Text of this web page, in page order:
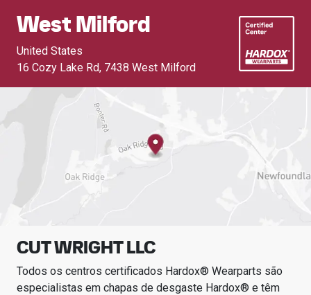
West Milford
United States
16 Cozy Lake Rd, 7438 West Milford
CUT WRIGHT LLC
Todos os centros certificados Hardox® Wearparts são
especialistas em chapas de desgaste Hardox® e têm